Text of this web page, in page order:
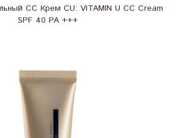
СС Крем CU: VITAMIN U CC Cream
SPF 40 PA +++